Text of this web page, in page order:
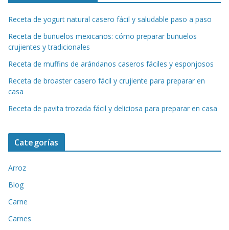
Receta de yogurt natural casero fácil y saludable paso a paso
Receta de buñuelos mexicanos: cómo preparar buñuelos
crujientes y tradicionales
Receta de muffins de arándanos caseros fáciles y esponjosos
Receta de broaster casero fácil y crujiente para preparar en
casa
Receta de pavita trozada fácil y deliciosa para preparar en casa
Categorías
Arroz
Blog
Carne
Carnes